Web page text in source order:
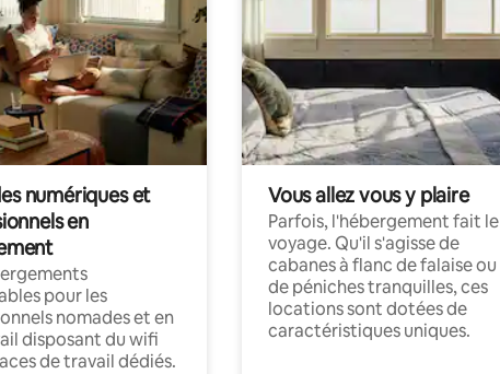
numériques et
en
pour les
nomades et en
disposant du wifi
de travail dédiés.
Vous allez vous y plaire
Parfois, l'hébergement fait le
voyage. Qu'il s'agisse de
cabanes à flanc de falaise ou
de péniches tranquilles, ces
locations sont dotées de
caractéristiques uniques.